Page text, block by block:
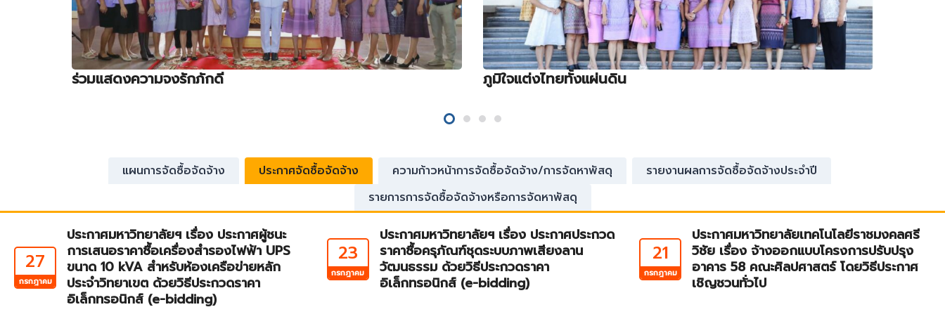
ร่วมแสดงความจงรักภักดี ภูมิใจแต่งไทยทั้งแผ่นดิน
แผนการจัดซื้อจัดจ้าง ประกาศจัดซื้อจัดจ้าง ความก้าวหน้าการจัดซื้อจัดจ้าง/การจัดหาพัสดุ
รายงานผลการจัดซื้อจัดจ้างประจำปี
รายการการจัดซื้อจัดจ้างหรือการจัดหาพัสดุ
27
กรกฎาคม
ประกาศมหาวิทยาลัยฯ เรื่อง ประกาศผู้ชนะ
การเสนอราคาซื้อเครื่องสำรองไฟฟ้า UPS
ขนาด 10 kVA สำหรับห้องเครือข่ายหลัก
ประจำวิทยาเขต ด้วยวิธีประกวดราคา
อิเล็กทรอนิกส์ (e-bidding)
23
กรกฎาคม
ประกาศมหาวิทยาลัยฯ เรื่อง ประกาศประกวด
ราคาซื้อครุภัณฑ์ชุดระบบภาพเสียงลาน
วัฒนธรรม ด้วยวิธีประกวดราคา
อิเล็กทรอนิกส์ (e-bidding)
21
กรกฎาคม
ประกาศมหาวิทยาลัยเทคโนโลยีราชมงคลศรี
วิชัย เรื่อง จ้างออกแบบโครงการปรับปรุง
อาคาร 58 คณะศิลปศาสตร์ โดยวิธีประกาศ
เชิญชวนทั่วไป